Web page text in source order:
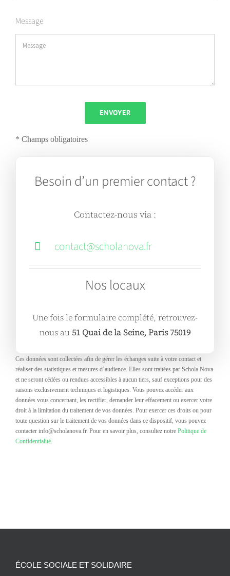
Message
ENVOYER
* Champs obligatoires
Besoin d’un premier contact ?
Contactez-nous via :
contact@scholanova.fr
Nos locaux
Une fois le formulaire complété, retrouvez-
nous au 51 Quai de la Seine, Paris 75019
Ces données sont collectées afin de gérer les échanges suite à votre contact et
réaliser des statistiques et mesures d’audience. Elles sont traitées par Schola Nova
et ne seront cédées ou rendues accessibles à aucun tiers, sauf exceptions pour des
raisons exclusivement techniques et logistiques. Vous pouvez accéder aux
données vous concernant, les rectifier, demander leur effacement ou exercer votre
droit à la limitation du traitement de vos données. Pour exercer ces droits ou pour
toute question sur le traitement de vos données dans ce dispositif, vous pouvez
contacter info@scholanova.fr. Pour en savoir plus, consultez notre Politique de
Confidentialité.
ÉCOLE SOCIALE ET SOLIDAIRE